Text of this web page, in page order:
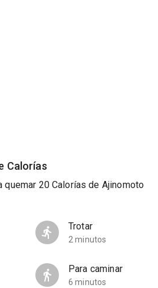
Calorías
quemar 20 Calorías de Ajinomoto
Trotar
2 minutos
Para caminar
6 minutos